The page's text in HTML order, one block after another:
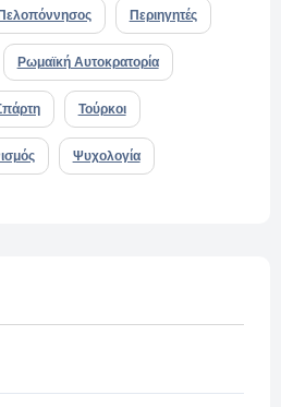
Περιηγητές
Ρωμαϊκή Αυτοκρατορία
Τούρκοι
Ψυχολογία